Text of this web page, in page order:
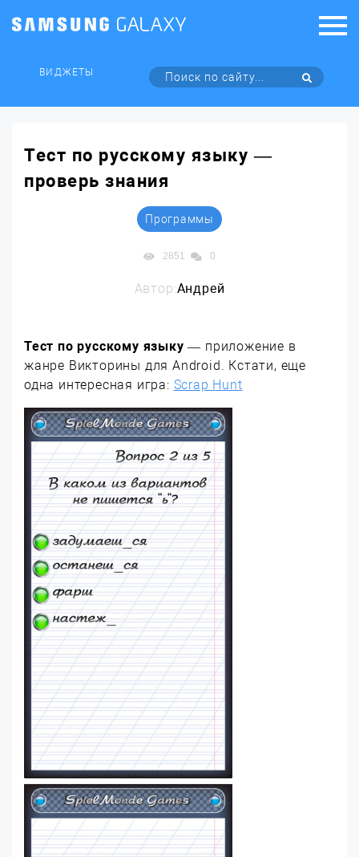
ВИДЖЕТЫ
Тест по русскому языку —
проверь знания
Программы
2851 0
Автор:Андрей
Тест по русскому языку— приложение в
жанре Викторины для Android. Кстати, еще
одна интересная игра: Scrap Hunt